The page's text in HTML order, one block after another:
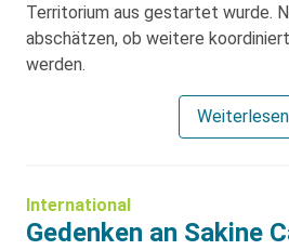
Territorium aus gestartet wurde.
abschätzen, ob weitere
werden.
Weiterlesen
International
Gedenken an Sakine